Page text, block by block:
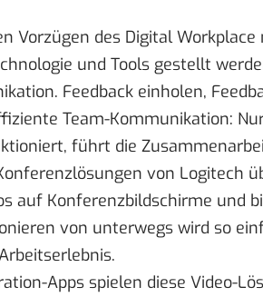
Vorzügen des Digital
und Tools gestellt
Feedback einholen,
Team-Kommunikation:
führt die
von Logitech
auf Konferenzbildschirme und
von unterwegs wird so
Apps spielen diese Video-